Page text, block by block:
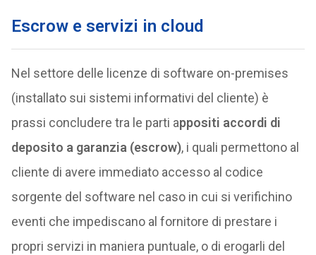
Escrow e servizi in cloud
Nel settore delle licenze di software on-premises
(installato sui sistemi informativi del cliente) è
prassi concludere tra le parti appositi accordi di
deposito a garanzia (escrow), i quali permettono al
cliente di avere immediato accesso al codice
sorgente del software nel caso in cui si verifichino
eventi che impediscano al fornitore di prestare i
propri servizi in maniera puntuale, o di erogarli del